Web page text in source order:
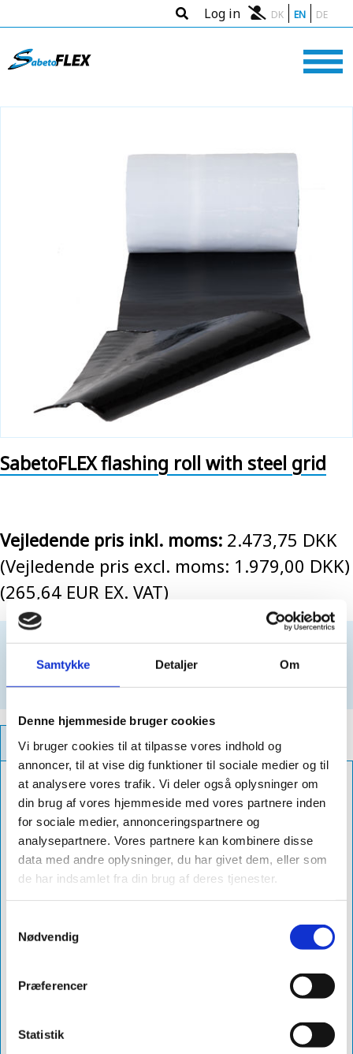
Samtykke Detaljer Om
Denne hjemmeside bruger cookies
Vi bruger cookies til at tilpasse vores indhold og
annoncer, til at vise dig funktioner til sociale medier og til
at analysere vores trafik. Vi deler også oplysninger om
din brug af vores hjemmeside med vores partnere inden
for sociale medier, annonceringspartnere og
analysepartnere. Vores partnere kan kombinere disse
data med andre oplysninger, du har givet dem, eller som
de har indsamlet fra din brug af deres tjenester.
Nødvendig
Præferencer
Statistik
SabetoFLEX flashing roll with steel grid
Vejledende pris inkl. moms: 2.473,75 DKK
(Vejledende pris excl. moms: 1.979,00 DKK)
(265,64 EUR EX. VAT)
For professionals only. No sales to private customers.
You have to be
logged into buy this product.
Create login
PRODUCT INFORMATION
Color
sort
Size
280mm x 5m
Db
Number
2310480
Name
sabetoflex flex inddækningsrulle med
No.
VVS No.
Log in DK EN DE